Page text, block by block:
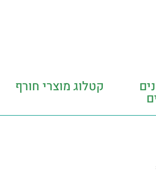
קטלוג מוצרי חורף